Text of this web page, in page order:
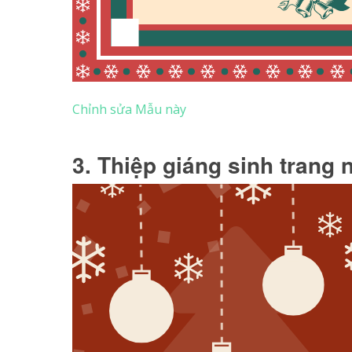
Chỉnh sửa Mẫu này
3. Thiệp giáng sinh trang